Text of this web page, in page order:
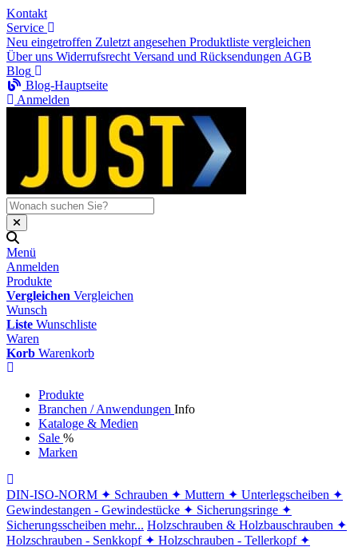
Kontakt
Service
Neu eingetroffen Zuletzt angesehen Produktliste vergleichen
Über uns Widerrufsrecht Versand und Rücksendungen AGB
Blog
Blog-Hauptseite
Anmelden
Menü
Anmelden
Produkte
Vergleichen Vergleichen
Wunsch
Liste Wunschliste
Waren
Korb Warenkorb
Produkte
Branchen / Anwendungen Info
Kataloge & Medien
Sale %
Marken
DIN-ISO-NORM ✦ Schrauben ✦ Muttern ✦ Unterlegscheiben ✦
Gewindestangen - Gewindestücke ✦ Sicherungsringe ✦
Sicherungsscheiben mehr... Holzschrauben & Holzbauschrauben ✦
Holzschrauben - Senkkopf ✦ Holzschrauben - Tellerkopf ✦